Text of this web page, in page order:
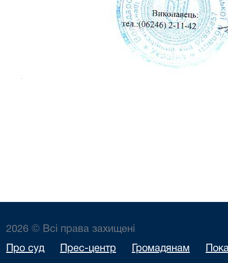
2026 © Всі права захищені
Про суд Прес-центр Громадянам